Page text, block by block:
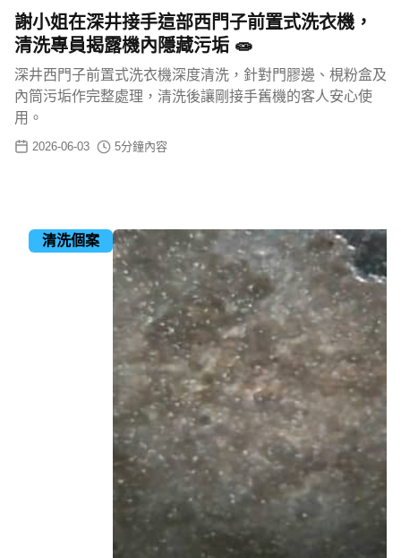
謝小姐在深井接手這部西門子前置式洗衣機，
清洗專員揭露機內隱藏污垢 🧫
深井西門子前置式洗衣機深度清洗，針對門膠邊、梘粉盒及
內筒污垢作完整處理，清洗後讓剛接手舊機的客人安心使
用。
2026-06-03 5分鐘內容
清洗個案